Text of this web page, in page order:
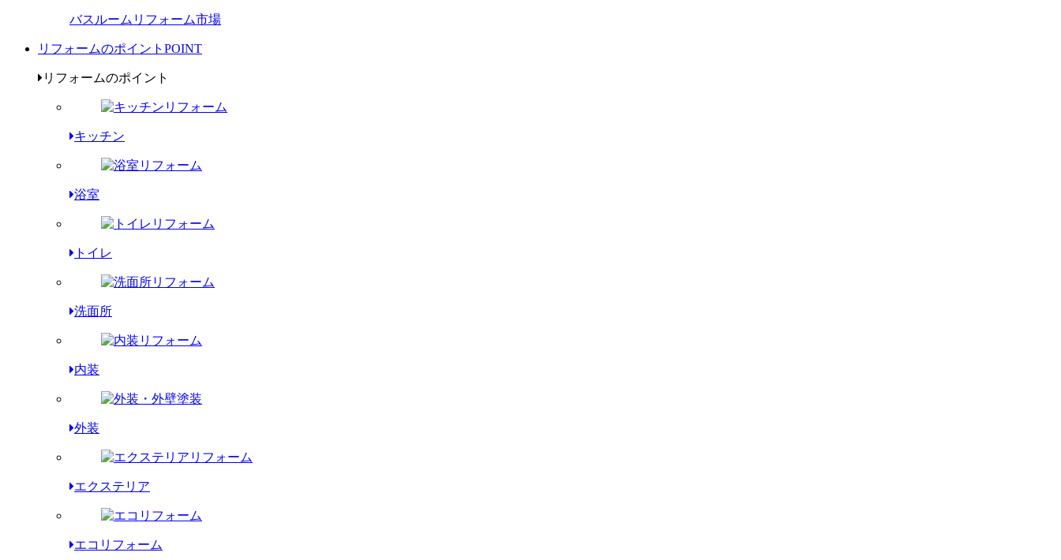
バスルームリフォーム市場
リフォームのポイント POINT
リフォームのポイント
キッチン
浴室
トイレ
洗面所
内装
外装
エクステリア
エコリフォーム